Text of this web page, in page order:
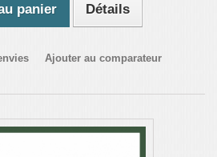
panier Détails
Ajouter au comparateur